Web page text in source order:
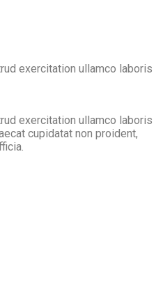
exercitation ullamco laboris
exercitation ullamco laboris
cupidatat non proident,